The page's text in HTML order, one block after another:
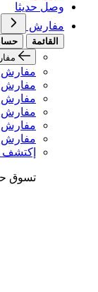
وصل حديثا
مفارش
القائمة
مفارش
مفارش
مفارش
مفارش
إكتشف
تسوق